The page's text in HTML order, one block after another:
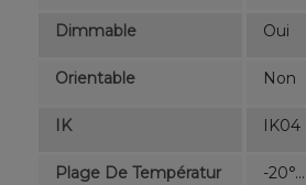
Dimmable Oui
Orientable Non
IK IK04
Plage De Températur
-